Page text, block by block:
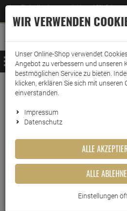
Jetzt für den Newsletter entscheiden und 5% Rabatt
–Zum Newsletter
MENÜ
Weiter einkaufen www.wark24.de
Monin Sirup Ingwer 700ml
Monin Sirup
10017425
WIR VERWENDEN
Unser Online-Shop verwendet
Angebot zu verbessern und unseren
bestmöglichen Service zu bieten.
klicken, erklären Sie sich mit unseren
einverstanden.
Impressum
Datenschutz
ALLE
ALLE
Einstellungen